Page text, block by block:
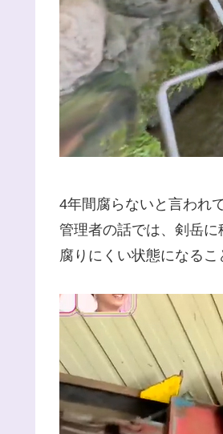
4年間腐らないと言われ
管理者の話では、剣岳
腐りにくい状態になるこ